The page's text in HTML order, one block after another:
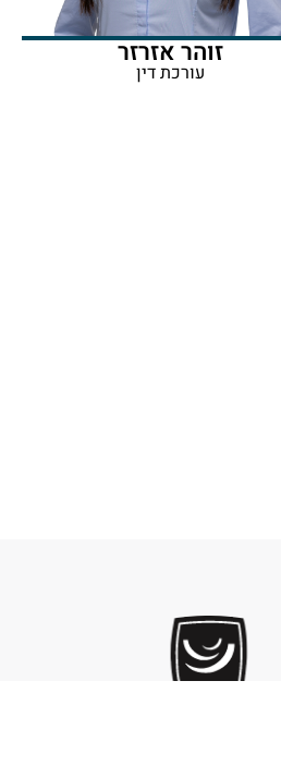
זוהר אזרזר
עורכת דין